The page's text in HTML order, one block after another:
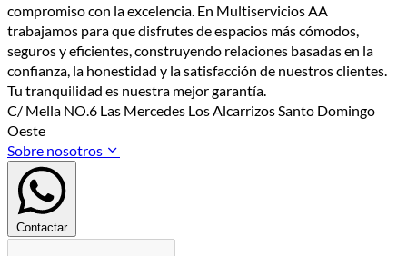
compromiso con la excelencia. En Multiservicios AA
trabajamos para que disfrutes de espacios más cómodos,
seguros y eficientes, construyendo relaciones basadas en la
confianza, la honestidad y la satisfacción de nuestros clientes.
Tu tranquilidad es nuestra mejor garantía.
C/ Mella NO.6 Las Mercedes Los Alcarrizos Santo Domingo
Oeste
Sobre nosotros
Contactar